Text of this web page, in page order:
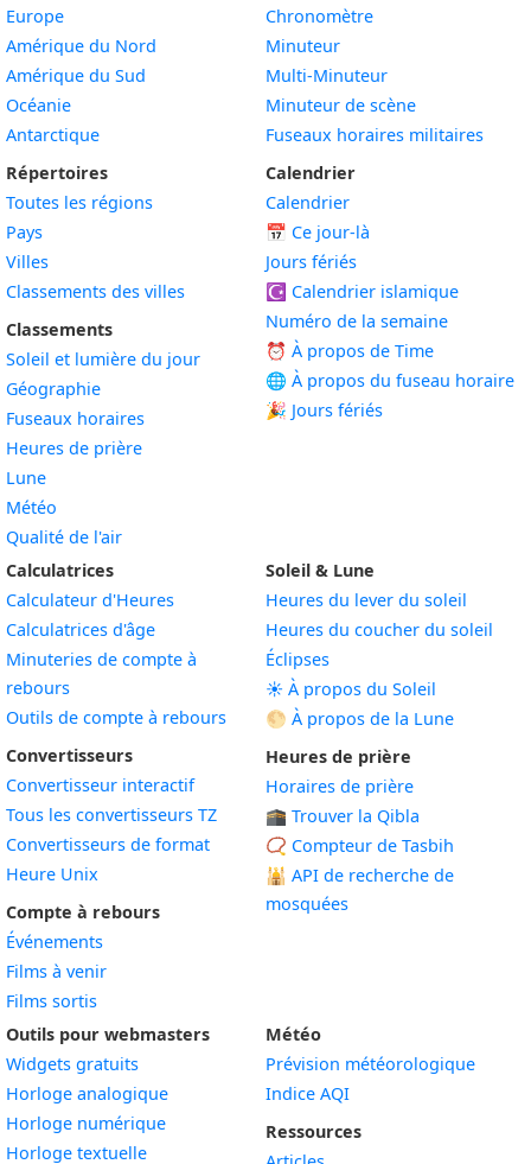
Europe
Amérique du Nord
Amérique du Sud
Océanie
Antarctique
Répertoires
Toutes les régions
Pays
Villes
Classements des villes
Classements
Soleil et lumière du jour
Géographie
Fuseaux horaires
Heures de prière
Lune
Météo
Qualité de l'air
Chronomètre
Minuteur
Multi-Minuteur
Minuteur de scène
Fuseaux horaires militaires
Calendrier
Calendrier
📅 Ce jour-là
Jours fériés
☪️ Calendrier islamique
Numéro de la semaine
⏰ À propos de Time
🌐 À propos du fuseau horaire
🎉 Jours fériés
Calculatrices
Calculateur d'Heures
Calculatrices d'âge
Minuteries de compte à
rebours
Outils de compte à rebours
Convertisseurs
Convertisseur interactif
Tous les convertisseurs TZ
Convertisseurs de format
Heure Unix
Compte à rebours
Événements
Films à venir
Films sortis
Soleil & Lune
Heures du lever du soleil
Heures du coucher du soleil
Éclipses
☀️ À propos du Soleil
🌕 À propos de la Lune
Heures de prière
Horaires de prière
🕋 Trouver la Qibla
📿 Compteur de Tasbih
🕌 API de recherche de
mosquées
Outils pour webmasters
Widgets gratuits
Horloge analogiqueWidget
Horloge numériqueWidget
Horloge textuelleWidget
Météo
Prévision météorologique
Indice AQI
Ressources